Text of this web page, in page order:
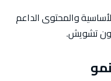
والمحتوى الداعم
تشويش.